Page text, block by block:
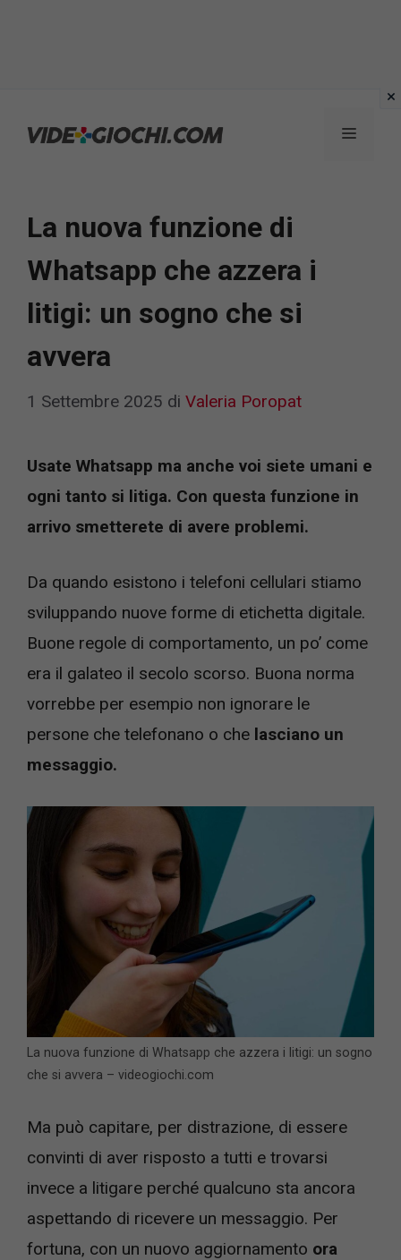
Menu
La nuova funzione di
Whatsapp che azzera i
litigi: un sogno che si
avvera
1 Settembre 2025 di Valeria Poropat
Usate Whatsapp ma anche voi siete umani e
ogni tanto si litiga. Con questa funzione in
arrivo smetterete di avere problemi.
Da quando esistono i telefoni cellulari stiamo
sviluppando nuove forme di etichetta digitale.
Buone regole di comportamento, un po’ come
era il galateo il secolo scorso. Buona norma
vorrebbe per esempio non ignorare le
persone che telefonano o che lasciano un
messaggio.
La nuova funzione di Whatsapp che azzera i litigi: un sogno
che si avvera – videogiochi.com
Ma può capitare, per distrazione, di essere
convinti di aver risposto a tutti e trovarsi
invece a litigare perché qualcuno sta ancora
aspettando di ricevere un messaggio. Per
fortuna, con un nuovo aggiornamento ora